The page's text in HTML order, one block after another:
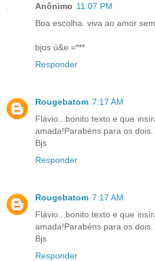
Anônimo 11:07 PM
Boa escolha. viva ao amor
bjos ú&e =***
Responder
Rougebatom 7:17 AM
Flávio...bonito texto e que
amada!Parabéns para os dois.
Bjs
Responder
Rougebatom 7:17 AM
Flávio...bonito texto e que
amada!Parabéns para os dois.
Bjs
Responder